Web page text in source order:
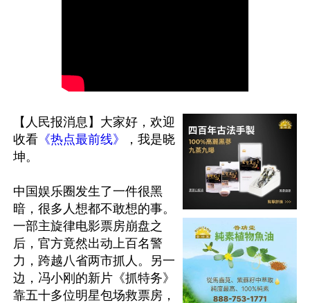
【人民报消息】大家好，欢迎
收看 《热点最前线》
，我是晓
坤。
中国娱乐圈发生了一件很黑
暗，很多人想都不敢想的事。
一部主旋律电影票房崩盘之
后，官方竟然出动上百名警
力，跨越八省两市抓人。另一
边，冯小刚的新片《抓特务》
靠五十多位明星包场救票房，